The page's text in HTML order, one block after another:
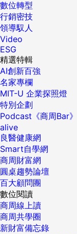
數位轉型
行銷密技
領導馭人
Video
ESG
精選特輯
AI創新百強
名家專欄
MIT-U 企業探照燈
特別企劃
Podcast《商周Bar》
alive
良醫健康網
Smart自學網
商周財富網
圓桌趨勢論壇
百大顧問團
數位閱讀
商周線上讀
商周共學圈
新財富備忘錄